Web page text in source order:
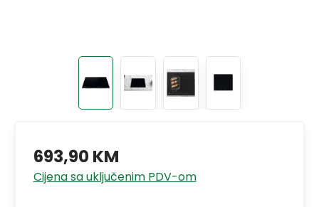
693,90 KM
Cijena sa uključenim PDV-om